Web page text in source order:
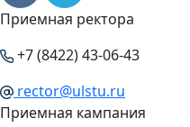
Приемная ректора
+7 (8422) 43-06-43
rector@ulstu.ru
Приемная кампания